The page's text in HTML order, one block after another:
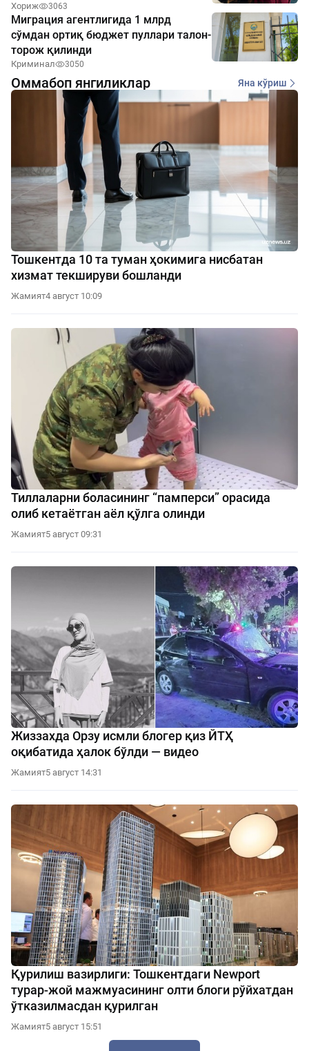
Хориж 3063
Миграция агентлигида 1 млрд
сўмдан ортиқ бюджет пуллари талон-
торож қилинди
Криминал 3050
Оммабоп янгиликлар Яна кўриш
Тошкентда 10 та туман ҳокимига нисбатан
хизмат текшируви бошланди
Жамият4 август 10:09
Тиллаларни боласининг “памперси” орасида
олиб кетаётган аёл қўлга олинди
Жамият5 август 09:31
Жиззахда Орзу исмли блогер қиз ЙТҲ
оқибатида ҳалок бўлди — видео
Жамият5 август 14:31
Қурилиш вазирлиги: Тошкентдаги Newport
турар-жой мажмуасининг олти блоги рўйхатдан
ўтказилмасдан қурилган
Жамият5 август 15:51